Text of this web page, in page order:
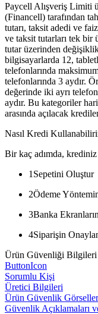
Paycell Alışveriş Limiti
(Financell) tarafından
tutarı, taksit adedi ve
ve taksit tutarları tek bir
tutar üzerinden
bilgisayarlarda 12,
telefonlarında
telefonlarında 3 aydır.
değerinde iki ayrı
aydır. Bu kategoriler
arasında açılacak
Nasıl Kredi
Bir kaç adımda, krediniz
1 Sepetini Oluştur
2Ödeme
3Banka
4Siparişin
Ürün Güvenliği Bilgileri
ButtonIcon
Sorumlu Kişi
Üretici Bilgileri
Ürün Güvenlik
Güvenlik Açıklamaları